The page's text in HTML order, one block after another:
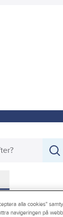
alla cookies"
navigeringen på